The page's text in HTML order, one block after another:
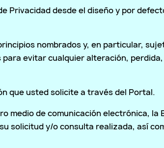
Privacidad desde el diseño y por
nombrados y, en particular,
evitar cualquier alteración,
que usted solicite a través del Portal.
medio de comunicación electrónica,
solicitud y/o consulta realizada, así